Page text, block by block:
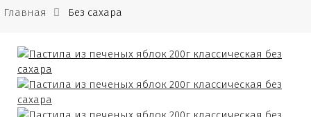
Главная Без сахара